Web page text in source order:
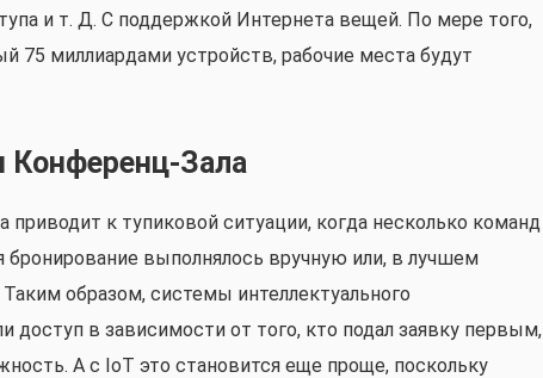
и т. Д. С поддержкой Интернета вещей. По мере того,
75 миллиардами устройств, рабочие места будут
Конференц-Зала
приводит к тупиковой ситуации, когда несколько команд
выполнялось вручную или, в лучшем
образом, системы интеллектуального
доступ в зависимости от того, кто подал заявку первым,
А с IoT это становится еще проще, поскольку